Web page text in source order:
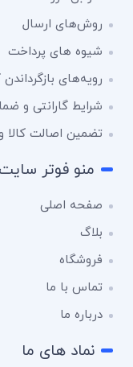
روش‌های ارسال
شیوه های پرداخت
رویه‌های بازگرداندن
شرایط گارانتی و
تضمین اصالت کالا
منو فوتر سایت
صفحه اصلی
بلاگ
فروشگاه
تماس با ما
درباره ما
نماد های ما